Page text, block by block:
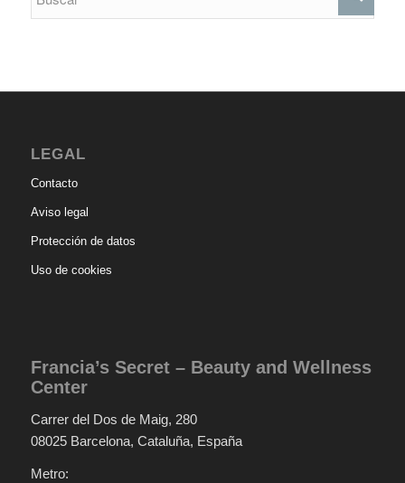
LEGAL
Contacto
Aviso legal
Protección de datos
Uso de cookies
Francia’s Secret – Beauty and Wellness
Center
Carrer del Dos de Maig, 280
08025 Barcelona, Cataluña, España
Metro: